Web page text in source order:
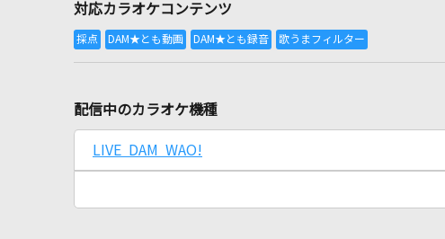
対応カラオケコンテンツ
配信中のカラオケ機種
LIVE DAM WAO!